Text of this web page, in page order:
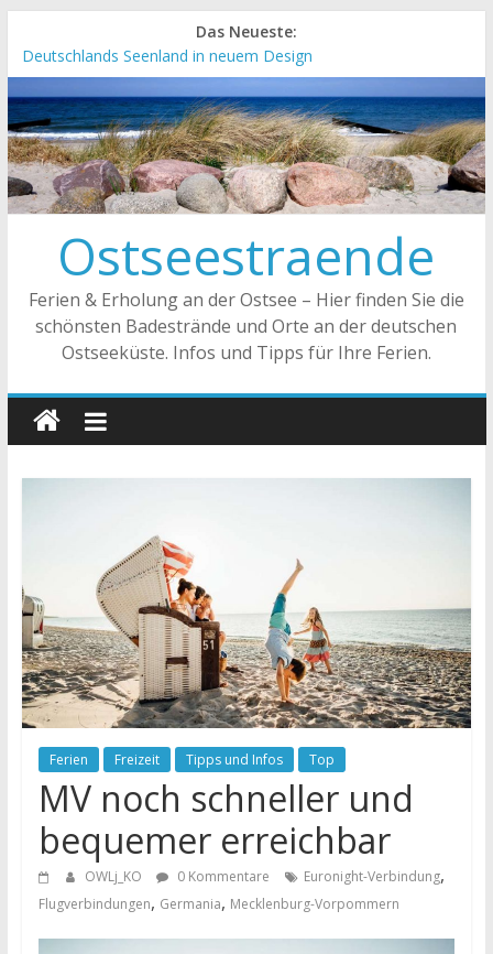
Das Neueste:
Deutschlands Seenland in neuem Design
„Kellenhusen nach Hause bestellen“ Neuer Online-Shop
verfügbar
Neue Camping-Broschüre der Ostsee Schleswig-Holstein
Neues Urlaubsmagazin für Mecklenburg-Vorpommern
erschienen
Meck-Pomm Short News Januar
Ostseestraende
Ferien & Erholung an der Ostsee – Hier finden Sie die
schönsten Badestrände und Orte an der deutschen
Ostseeküste. Infos und Tipps für Ihre Ferien.
Ferien Freizeit Tipps und Infos Top
MV noch schneller und
bequemer erreichbar
OWLj_KO 0 Kommentare Euronight-Verbindung,
Flugverbindungen, Germania, Mecklenburg-Vorpommern